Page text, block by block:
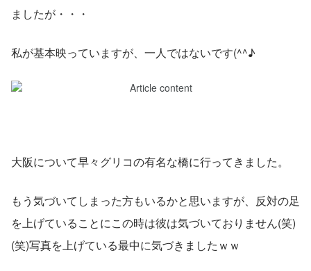
ましたが・・・
私が基本映っていますが、一人ではないです(^^♪
大阪について早々グリコの有名な橋に行ってきました。
もう気づいてしまった方もいるかと思いますが、反対の足
を上げていることにこの時は彼は気づいておりません(笑)
(笑)写真を上げている最中に気づきましたｗｗ